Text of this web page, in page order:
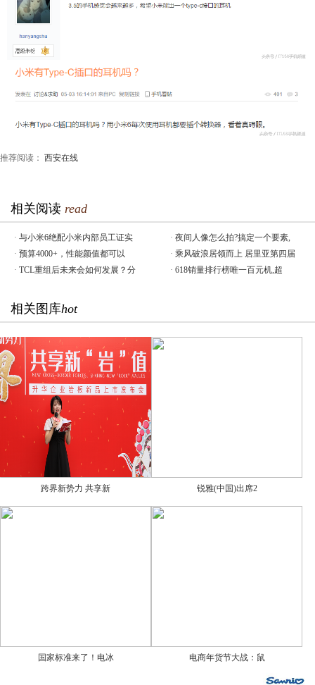
推荐阅读： 西安在线
相关阅读 read
· 与小米6绝配小米内部员工证实 · 夜间人像怎么拍?搞定一个要素,
· 预算4000+，性能颜值都可以 · 乘风破浪居领而上 居里亚第四届
· TCL重组后未来会如何发展？分 · 618销量排行榜唯一百元机,超
相关图库hot
跨界新势力 共享新 锐雅(中国)出席2
国家标准来了！电冰 电商年货节大战：鼠